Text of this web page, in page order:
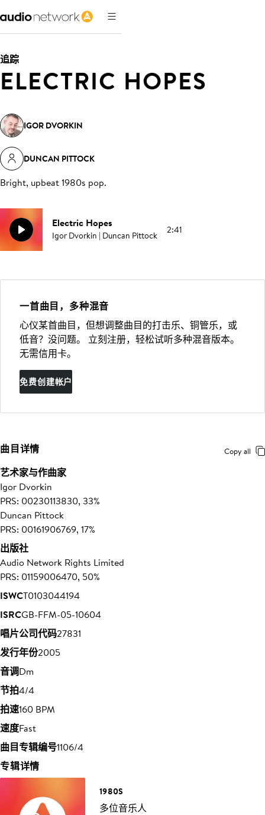
追踪
ELECTRIC HOPES
IGOR DVORKIN
DUNCAN PITTOCK
Bright, upbeat 1980s pop.
Electric Hopes
Igor Dvorkin | Duncan Pittock 2:41
一首曲目，多种混音
心仪某首曲目，但想调整曲目的打击乐、铜管乐，或
低音？没问题。 立刻注册，轻松试听多种混音版本。
无需信用卡。
免费创建帐户
曲目详情 Copy all
艺术家与作曲家
Igor Dvorkin
PRS: 00230113830, 33%
Duncan Pittock
PRS: 00161906769, 17%
出版社
Audio Network Rights Limited
PRS: 01159006470, 50%
ISWCT0103044194
ISRCGB-FFM-05-10604
唱片公司代码27831
发行年份2005
音调Dm
节拍4/4
拍速160 BPM
速度Fast
曲目专辑编号1106/4
专辑详情
1980S
多位音乐人